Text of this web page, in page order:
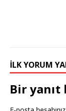
İLK YORUM
Bir yanıt